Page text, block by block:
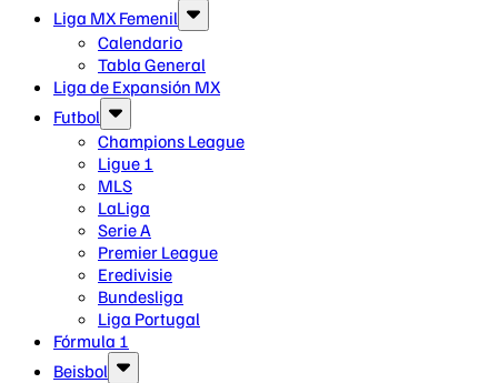
Liga MX Femenil
Calendario
Tabla General
Liga de Expansión MX
Futbol
Champions League
Ligue 1
MLS
LaLiga
Serie A
Premier League
Eredivisie
Bundesliga
Liga Portugal
Fórmula 1
Beisbol